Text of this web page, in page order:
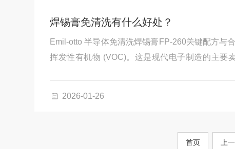
焊锡膏免清洗有什么好处？
Emil-otto 半导体免清洗焊锡膏FP-260关键配方与
挥发性有机物 (VOC)。这是现代电子制造的主要
2026-01-26
首页 上